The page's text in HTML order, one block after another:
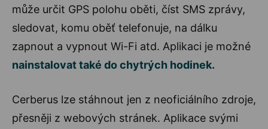
může určit GPS polohu oběti, číst SMS zprávy,
sledovat, komu oběť telefonuje, na dálku
zapnout a vypnout Wi-Fi atd. Aplikaci je možné
nainstalovat také do chytrých hodinek.
Cerberus lze stáhnout jen z neoficiálního zdroje,
přesněji z webových stránek. Aplikace svými